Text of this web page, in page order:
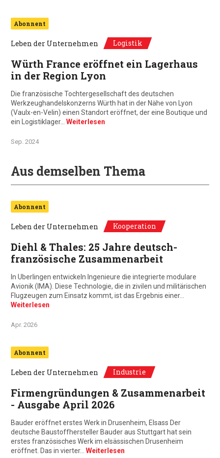
Abonnent
Leben der Unternehmen Logistik
Würth France eröffnet ein Lagerhaus
in der Region Lyon
Die französische Tochtergesellschaft des deutschen
Werkzeughandelskonzerns Würth hat in der Nähe von Lyon
(Vaulx-en-Velin) einen Standort eröffnet, der eine Boutique und
ein Logistiklager… Weiterlesen
Sep. 2024
Aus demselben Thema
Abonnent
Leben der Unternehmen Kooperation
Diehl & Thales: 25 Jahre deutsch-
französische Zusammenarbeit
In Uberlingen entwickeln Ingenieure die integrierte modulare
Avionik (IMA). Diese Technologie, die in zivilen und militärischen
Flugzeugen zum Einsatz kommt, ist das Ergebnis einer…
Weiterlesen
Apr. 2026
Abonnent
Leben der Unternehmen Industrie
Firmengründungen & Zusammenarbeit
- Ausgabe April 2026
Bauder eröffnet erstes Werk in Drusenheim, Elsass Der
deutsche Baustoffhersteller Bauder aus Stuttgart hat sein
erstes französisches Werk im elsässischen Drusenheim
eröffnet. Das in vierter… Weiterlesen